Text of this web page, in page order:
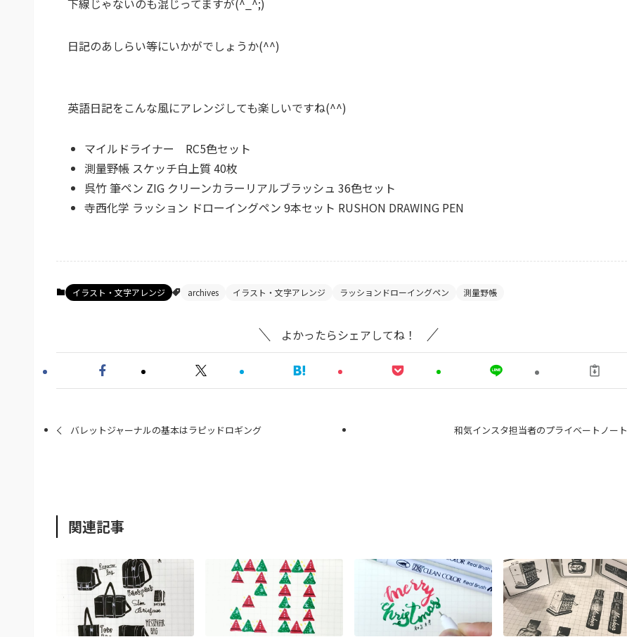
下線じゃないのも混じってますが(^_^;)
日記のあしらい等にいかがでしょうか(^^)
英語日記をこんな風にアレンジしても楽しいですね(^^)
マイルドライナー RC5色セット
測量野帳 スケッチ白上質 40枚
呉竹 筆ペン ZIG クリーンカラーリアルブラッシュ 36色セット
寺西化学 ラッション ドローイングペン 9本セット RUSHON DRAWING PEN
イラスト・文字アレンジ archives イラスト・文字アレンジ ラッションドローイングペン 測量野帳
よかったらシェアしてね！
バレットジャーナルの基本はラピッドロギング 和気インスタ担当者のプライベートノート
関連記事